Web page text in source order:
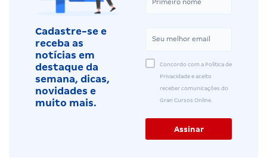
Cadastre-se e
receba as
notícias em
destaque da
semana, dicas,
novidades e
muito mais.
Concordo com a Política de
Privacidade e aceito
receber comunicações do
Gran Cursos Online.